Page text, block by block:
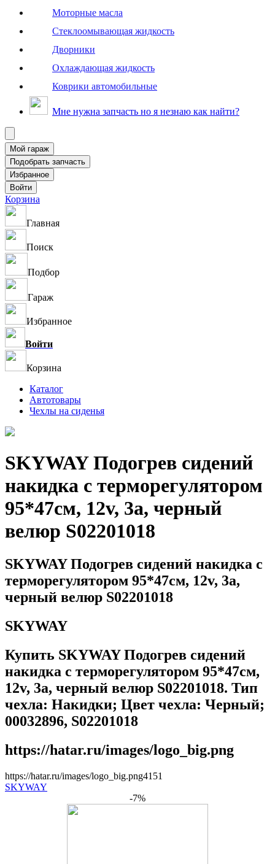
Моторные масла
Стеклоомывающая жидкость
Дворники
Охлаждающая жидкость
Коврики автомобильные
Мне нужна запчасть но я незнаю как найти?
Корзина
Главная
Поиск
Подбор
Гараж
Избранное
Войти
Корзина
Каталог
Автотовары
Чехлы на сиденья
SKYWAY Подогрев сидений
накидка с терморегулятором
95*47см, 12v, 3a, черный
велюр S02201018
SKYWAY Подогрев сидений накидка с
терморегулятором 95*47см, 12v, 3a,
черный велюр S02201018
SKYWAY
Купить SKYWAY Подогрев сидений
накидка с терморегулятором 95*47см,
12v, 3a, черный велюр S02201018. Тип
чехла: Накидки; Цвет чехла: Черный;
00032896, S02201018
https://hatar.ru/images/logo_big.png
https://hatar.ru/images/logo_big.png41 51
SKYWAY
-7%